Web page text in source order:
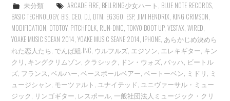
未分類 ARCADE FIRE, BELLRING少女ハート , BLUE NOTE RECORDS,
BASIC TECHNOLOGY, BIS, CEO, DJ, DTM, EG360, ESP, JIMI HENDRIX, KING CRIMSON,
MODIFICATION, OTOTOY, PITCHFOLK, RUN-DMC,TOKYO BOOT UP,VESTAX,WIRED,
YOAKE MUSIC SCEAN 2014,YOAKE MUSIC SEANE 2014, IPHONE, あらかじめ決めら
れた恋人たち, でんぱ組.INC, ウルフルズ, エジソン, エレキギター, キン
クリ , キングクリムゾン, クラシック, ドン・ウォズ,バッハ, ビートル
ズ, フランス,ベルハー,ベースボールベアー,ベートーベン, ミドリ , ミ
ュージシャン, モーツァルト ,ユナイテッド,ユニヴァーサル・ミュー
ジック, リンゴギター, レスポール, 一般社団法人ミュージック・クリ